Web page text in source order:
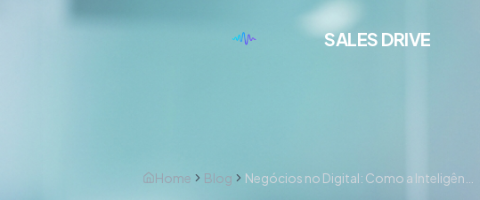
SALES DRIVE
Home Blog